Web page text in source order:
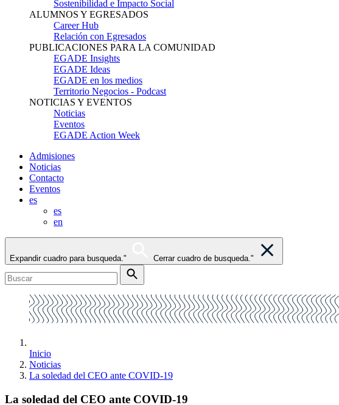
Sostenibilidad e Impacto Social
ALUMNOS Y EGRESADOS
Career Hub
Relación con Egresados
PUBLICACIONES PARA LA COMUNIDAD
EGADE Insights
EGADE Ideas
EGADE en los medios
Territorio Negocios - Podcast
NOTICIAS Y EVENTOS
Noticias
Eventos
EGADE Action Week
Admisiones
Noticias
Contacto
Eventos
es
es
en
Expandir cuadro para busqueda." Cerrar cuadro de busqueda."
Inicio
Noticias
La soledad del CEO ante COVID-19
La soledad del CEO ante COVID-19